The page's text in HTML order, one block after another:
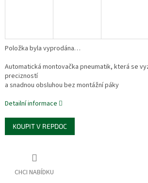
Položka byla vyprodána…
Automatická montovačka pneumatik, která se
precizností
a snadnou obsluhou bez montážní páky
Detailní informace
KOUPIT V REPDOC